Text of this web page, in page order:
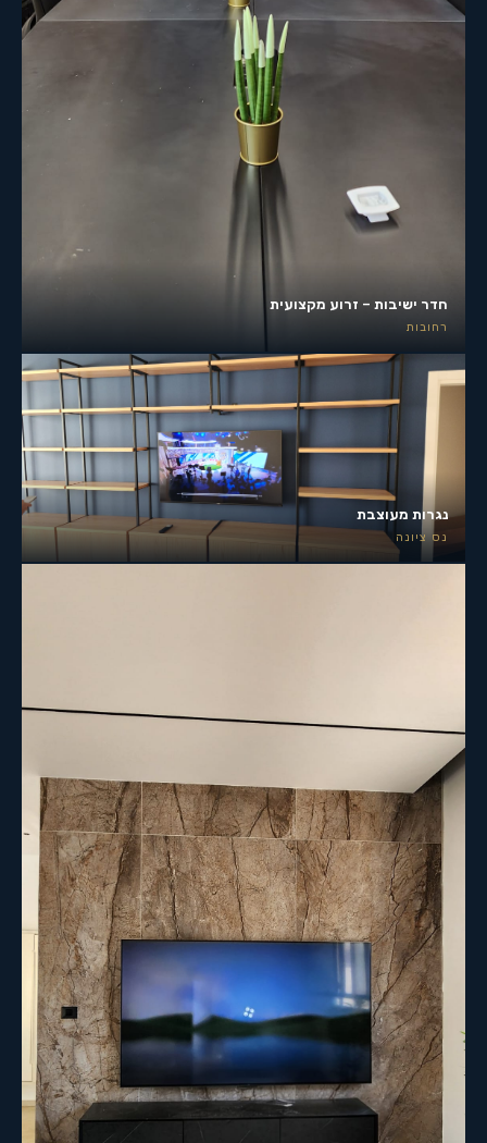
חדר ישיבות – זרוע מקצועית
רחובות
נגרות מעוצבת
נס ציונה